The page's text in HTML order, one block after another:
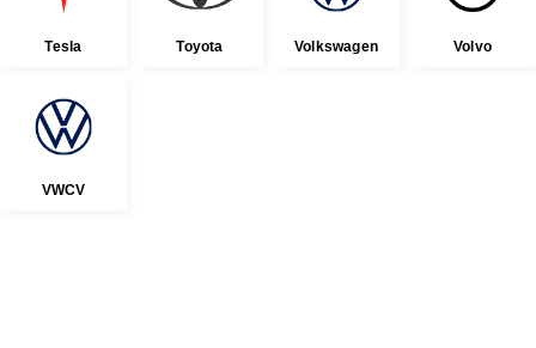
Tesla Toyota Volkswagen Volvo
VWCV